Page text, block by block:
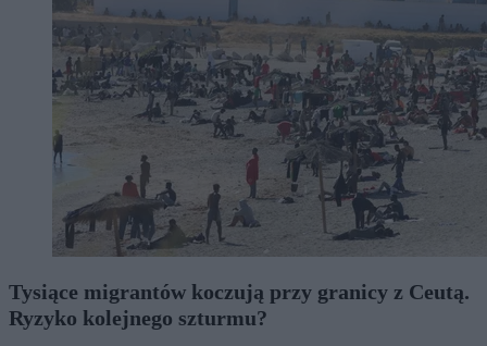
Tysiące migrantów koczują przy granicy z Ceutą.
Ryzyko kolejnego szturmu?